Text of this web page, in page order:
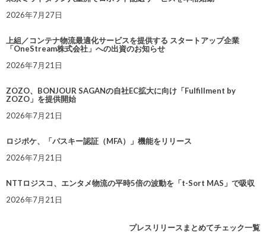
2026年7月27日
上組／コンテナ物流最適化サービスを提供する スタートアップ企業
「OneStream株式会社」への出資のお知らせ
2026年7月21日
ZOZO、BONJOUR SAGANの自社EC拡大に向け「Fulfillment by
ZOZO」を提供開始
2026年7月21日
ロジポケ、「パスキー認証（MFA）」機能をリリース
2026年7月21日
NTTロジスコ、エンタメ物流の平時5倍の波動を「t-Sort MAS」で吸収
2026年7月21日
プレスリリースまとめてチェック一覧